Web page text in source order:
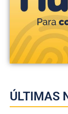
ÚLTIMAS